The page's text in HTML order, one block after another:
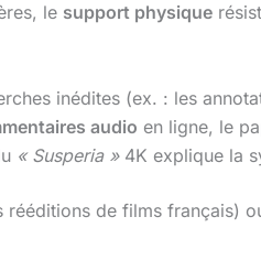
le support physique
inédites (ex. : les
audio en ligne, le
« Susperia »4K explique la
rééditions de films français)